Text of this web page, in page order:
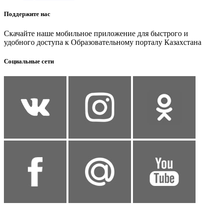
Поддержите нас
Скачайте наше мобильное приложение для быстрого и
удобного доступа к Образовательному порталу Казахстана
Социальные сети